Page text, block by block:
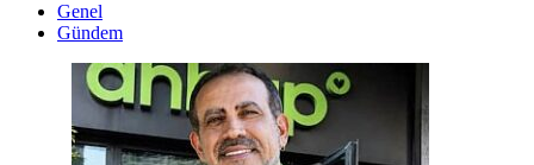
Genel
Gündem